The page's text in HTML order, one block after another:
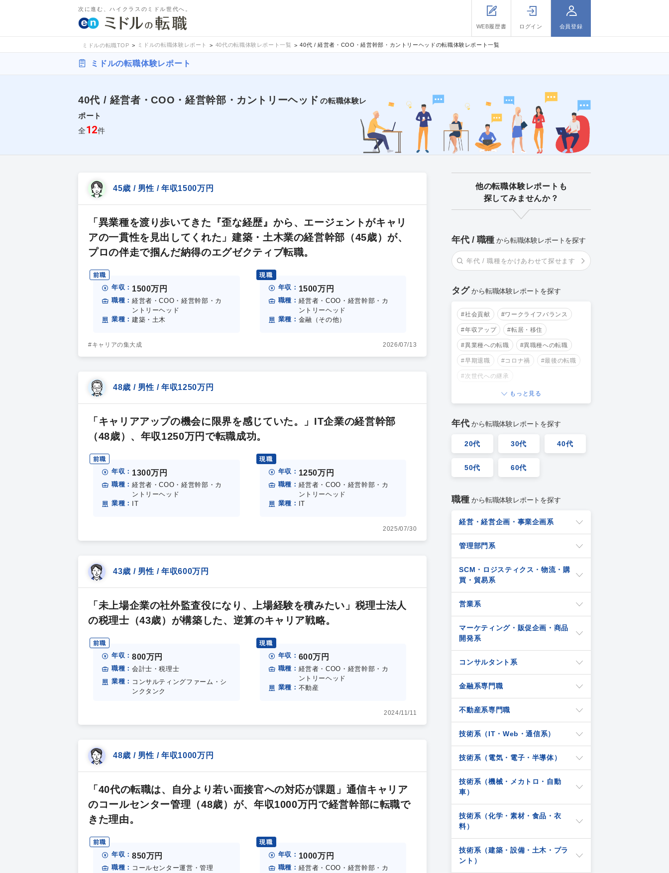
次に進む、ハイクラスのミドル世代へ。
WEB履歴書 ログイン 会員登録
ミドルの転職TOP ミドルの転職体験レポート 40代の転職体験レポート一覧 40代 / 経営者・COO・経営幹部・カントリーヘッドの転職体験レポート一覧
ミドルの転職体験レポート
40代 / 経営者・COO・経営幹部・カントリーヘッド の転職体験レ
ポート
全12件
45歳 / 男性 / 年収1500万円
「異業種を渡り歩いてきた『歪な経歴』から、エージェントがキャリ
アの一貫性を見出してくれた」建築・土木業の経営幹部（45歳）が、
プロの伴走で掴んだ納得のエグゼクティブ転職。
前職
年収： 1500万円
職種： 経営者・COO・経営幹部・カ
ントリーヘッド
業種： 建築・土木
現職
年収： 1500万円
職種： 経営者・COO・経営幹部・カ
ントリーヘッド
業種： 金融（その他）
#キャリアの集大成 2026/07/13
48歳 / 男性 / 年収1250万円
「キャリアアップの機会に限界を感じていた。」IT企業の経営幹部
（48歳）、年収1250万円で転職成功。
前職
年収： 1300万円
職種： 経営者・COO・経営幹部・カ
ントリーヘッド
業種：
IT
現職
年収： 1250万円
職種： 経営者・COO・経営幹部・カ
ントリーヘッド
業種：
IT
2025/07/30
43歳 / 男性 / 年収600万円
「未上場企業の社外監査役になり、上場経験を積みたい」税理士法人
の税理士（43歳）が構築した、逆算のキャリア戦略。
前職
年収： 800万円
職種： 会計士・税理士
業種： コンサルティングファーム・シ
ンクタンク
現職
年収： 600万円
職種： 経営者・COO・経営幹部・カ
ントリーヘッド
業種： 不動産
2024/11/11
48歳 / 男性 / 年収1000万円
「40代の転職は、自分より若い面接官への対応が課題」通信キャリア
のコールセンター管理（48歳）が、年収1000万円で経営幹部に転職で
きた理由。
前職
年収： 850万円
職種： コールセンター運営・管理
現職
年収： 1000万円
職種： 経営者・COO・経営幹部・カ
他の転職体験レポートも
探してみませんか？
年代 / 職種 から転職体験レポートを探す
年代 / 職種をかけあわせて探せます
タグ から転職体験レポートを探す
#社会貢献 #ワークライフバランス
#年収アップ #転居・移住
#異業種への転職 #異職種への転職
#早期退職 #コロナ禍 #最後の転職
#次世代への継承
もっと見る
年代 から転職体験レポートを探す
20代 30代 40代
50代 60代
職種 から転職体験レポートを探す
経営・経営企画・事業企画系
管理部門系
SCM・ロジスティクス・物流・購
買・貿易系
営業系
マーケティング・販促企画・商品
開発系
コンサルタント系
金融系専門職
不動産系専門職
技術系（IT・Web・通信系）
技術系（電気・電子・半導体）
技術系（機械・メカトロ・自動
車）
技術系（化学・素材・食品・衣
料）
技術系（建築・設備・土木・プラ
ント）